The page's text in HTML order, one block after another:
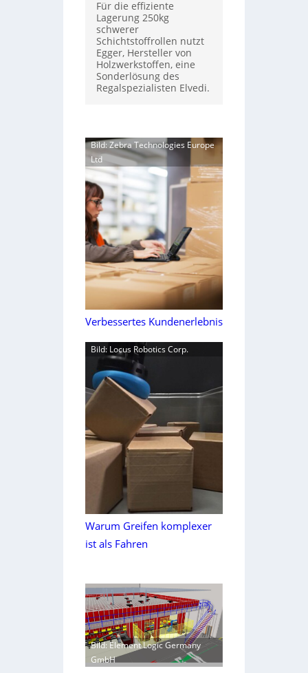
Für die effiziente
Lagerung 250kg
schwerer
Schichtstoffrollen nutzt
Egger, Hersteller von
Holzwerkstoffen, eine
Sonderlösung des
Regalspezialisten Elvedi.
Bild: Zebra Technologies Europe
Ltd
Verbessertes Kundenerlebnis
Bild: Locus Robotics Corp.
Warum Greifen komplexer
ist als Fahren
Bild: Element Logic Germany
GmbH